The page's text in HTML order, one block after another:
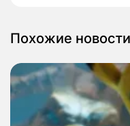
Похожие новости